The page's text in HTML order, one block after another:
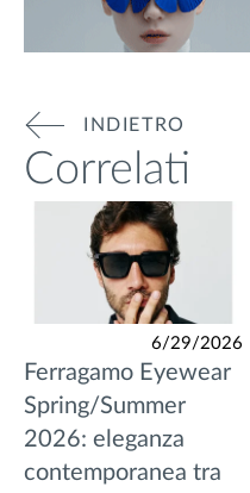
INDIETRO
Correlati
6/29/2026
Ferragamo Eyewear
Spring/Summer
2026: eleganza
contemporanea tra